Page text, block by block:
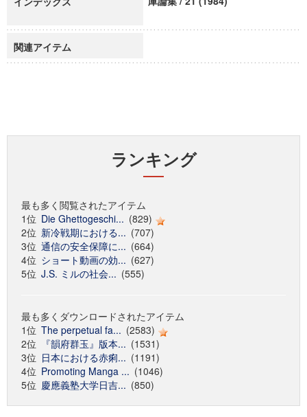
関連アイテム
ランキング
最も多く閲覧されたアイテム
1位 Die Ghettogeschi... (829)
2位 新冷戦期における... (707)
3位 通信の安全保障に... (664)
4位 ショート動画の効... (627)
5位 J.S. ミルの社会... (555)
最も多くダウンロードされたアイテム
1位 The perpetual fa... (2583)
2位
『韻府群玉』版本... (1531)
3位 日本における赤痢... (1191)
4位 Promoting Manga ... (1046)
5位 慶應義塾大学日吉... (850)